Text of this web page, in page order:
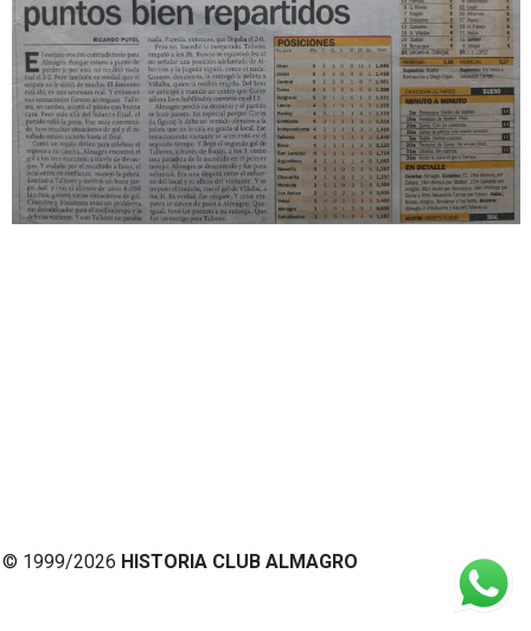
© 1999/2026 HISTORIA CLUB ALMAGRO